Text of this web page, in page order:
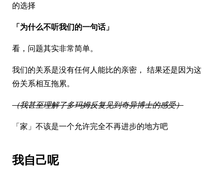
的选择
「为什么不听我们的一句话」
看，问题其实非常简单。
我们的关系是没有任何人能比的亲密， 结果还是因为这
份关系相互拖累。
（我甚至理解了多玛姆反复见到奇异博士的感受）
「家」不该是一个允许完全不再进步的地方吧
我自己呢